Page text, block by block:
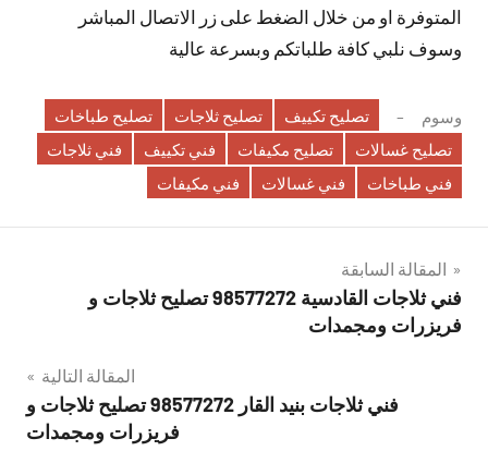
المتوفرة او من خلال الضغط على زر الاتصال المباشر
وسوف نلبي كافة طلباتكم وبسرعة عالية
وسوم تصليح تكييف تصليح ثلاجات
تصليح طباخات
تصليح غسالات
تصليح مكيفات فني تكييف
فني ثلاجات
فني طباخات
فني غسالات فني مكيفات
تصفّح
المقالات
المقالة السابقة
فني ثلاجات القادسية 98577272 تصليح ثلاجات و
فريزرات ومجمدات
المقالة التالية
فني ثلاجات بنيد القار 98577272 تصليح ثلاجات و
فريزرات ومجمدات